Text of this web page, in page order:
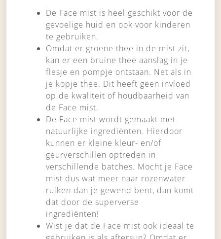
De Face mist is heel geschikt voor de
gevoelige huid en ook voor kinderen
te gebruiken.
Omdat er groene thee in de mist zit,
kan er een bruine thee aanslag in je
flesje en pompje ontstaan. Net als in
je kopje thee. Dit heeft geen invloed
op de kwaliteit of houdbaarheid van
de Face mist.
De Face mist wordt gemaakt met
natuurlijke ingrediënten. Hierdoor
kunnen er kleine kleur- en/of
geurverschillen optreden in
verschillende batches. Mocht je Face
mist dus wat meer naar rozenwater
ruiken dan je gewend bent, dan komt
dat door de superverse
ingrediënten!
Wist je dat de Face mist ook ideaal te